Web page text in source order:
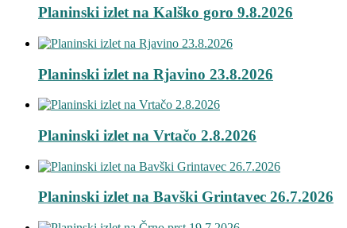
Planinski izlet na Kalško goro 9.8.2026
Planinski izlet na Rjavino 23.8.2026
Planinski izlet na Vrtačo 2.8.2026
Planinski izlet na Bavški Grintavec 26.7.2026